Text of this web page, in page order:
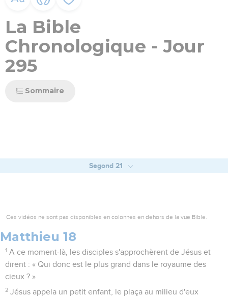
La Bible
Chronologique - Jour
295
Sommaire
Segond 21
Ces vidéos ne sont pas disponibles en colonnes en dehors de la vue Bible.
Matthieu 18
1 A ce moment-là, les disciples s'approchèrent de Jésus et
dirent : « Qui donc est le plus grand dans le royaume des
cieux ? »
2 Jésus appela un petit enfant, le plaça au milieu d'eux